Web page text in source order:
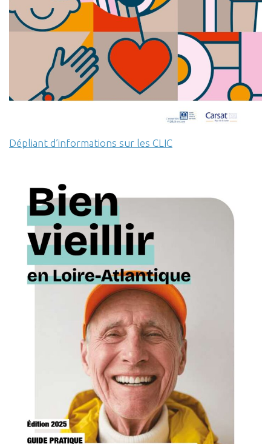
Dépliant d’informations sur les CLIC